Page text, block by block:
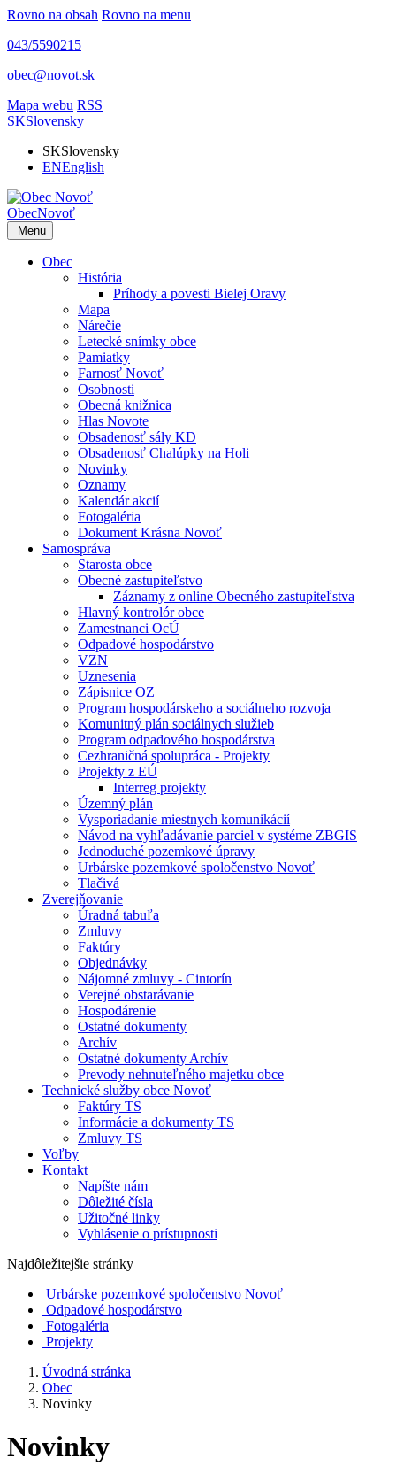
Rovno na obsah Rovno na menu
043/5590215
obec@novot.sk
Mapa webu RSS
SKSlovensky
SKSlovensky
ENEnglish
ObecNovoť
Menu
Obec
História
Príhody a povesti Bielej Oravy
Mapa
Nárečie
Letecké snímky obce
Pamiatky
Farnosť Novoť
Osobnosti
Obecná knižnica
Hlas Novote
Obsadenosť sály KD
Obsadenosť Chalúpky na Holi
Novinky
Oznamy
Kalendár akcií
Fotogaléria
Dokument Krásna Novoť
Samospráva
Starosta obce
Obecné zastupiteľstvo
Záznamy z online Obecného zastupiteľstva
Hlavný kontrolór obce
Zamestnanci OcÚ
Odpadové hospodárstvo
VZN
Uznesenia
Zápisnice OZ
Program hospodárskeho a sociálneho rozvoja
Komunitný plán sociálnych služieb
Program odpadového hospodárstva
Cezhraničná spolupráca - Projekty
Projekty z EÚ
Interreg projekty
Územný plán
Vysporiadanie miestnych komunikácií
Návod na vyhľadávanie parciel v systéme ZBGIS
Jednoduché pozemkové úpravy
Urbárske pozemkové spoločenstvo Novoť
Tlačivá
Zverejňovanie
Úradná tabuľa
Zmluvy
Faktúry
Objednávky
Nájomné zmluvy - Cintorín
Verejné obstarávanie
Hospodárenie
Ostatné dokumenty
Archív
Ostatné dokumenty Archív
Prevody nehnuteľného majetku obce
Technické služby obce Novoť
Faktúry TS
Informácie a dokumenty TS
Zmluvy TS
Voľby
Kontakt
Napíšte nám
Dôležité čísla
Užitočné linky
Vyhlásenie o prístupnosti
Najdôležitejšie stránky
Urbárske pozemkové spoločenstvo Novoť
Odpadové hospodárstvo
Fotogaléria
Projekty
Úvodná stránka
Obec
Novinky
Novinky